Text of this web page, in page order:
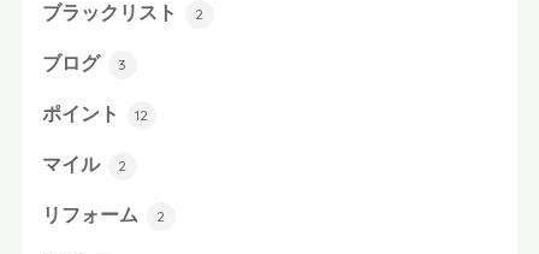
ブラックリスト 2
ブログ 3
ポイント 12
マイル 2
リフォーム 2